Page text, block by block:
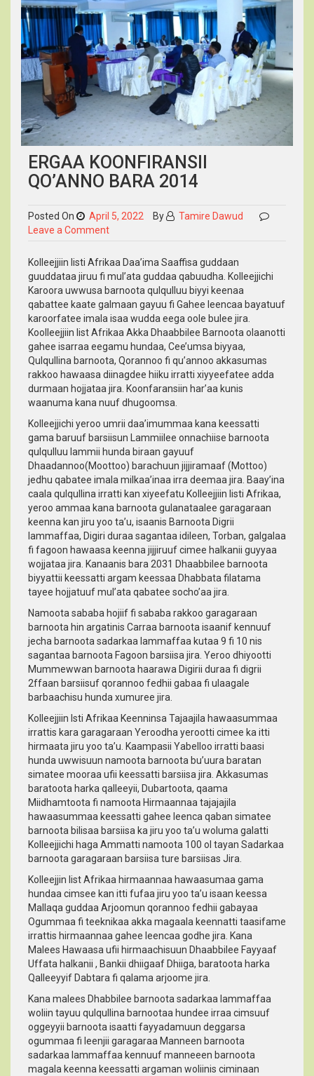
ERGAA KOONFIRANSII
QO’ANNO BARA 2014
Posted On April 5, 2022 By
Tamire Dawud
Leave a Commenton
Koonfiransii
Qo’anno
2014
Kolleejjiin Iisti Afrikaa Daa’ima Saaffisa guddaan
guuddataa jiruu fi mul’ata guddaa qabuudha. Kolleejjichi
Karoora uwwusa barnoota qulqulluu biyyi keenaa
qabattee kaate galmaan gayuu fi Gahee leencaa bayatuuf
karoorfatee imala isaa wudda eega oole bulee jira.
Koolleejjiin Iist Afrikaa Akka Dhaabbilee Barnoota olaanotti
gahee isarraa eegamu hundaa, Cee’umsa biyyaa,
Qulqullina barnoota, Qorannoo fi qu’annoo akkasumas
rakkoo hawaasa diinagdee hiiku irratti xiyyeefatee adda
durmaan hojjataa jira. Koonfaransiin har’aa kunis
waanuma kana nuuf dhugoomsa.
Kolleejjichi yeroo umrii daa’imummaa kana keessatti
gama baruuf barsiisun Lammiilee onnachiise barnoota
qulqulluu lammii hunda biraan gayuuf
Dhaadannoo(Moottoo) barachuun jijjiramaaf (Mottoo)
jedhu qabatee imala milkaa’inaa irra deemaa jira. Baay’ina
caala qulqullina irratti kan xiyeefatu Kolleejjiin Iisti Afrikaa,
yeroo ammaa kana barnoota gulanataalee garagaraan
keenna kan jiru yoo ta’u, isaanis Barnoota Digrii
lammaffaa, Digiri duraa sagantaa idileen, Torban, galgalaa
fi fagoon hawaasa keenna jijjiruuf cimee halkanii guyyaa
wojjataa jira. Kanaanis bara 2031 Dhaabbilee barnoota
biyyattii keessatti argam keessaa Dhabbata filatama
tayee hojjatuuf mul’ata qabatee socho’aa jira.
Namoota sababa hojiif fi sababa rakkoo garagaraan
barnoota hin argatinis Carraa barnoota isaanif kennuuf
jecha barnoota sadarkaa lammaffaa kutaa 9 fi 10 nis
sagantaa barnoota Fagoon barsiisa jira. Yeroo dhiyootti
Mummewwan barnoota haarawa Digirii duraa fi digrii
2ffaan barsiisuf qorannoo fedhii gabaa fi ulaagale
barbaachisu hunda xumuree jira.
Kolleejjiin Isti Afrikaa Keenninsa Tajaajila hawaasummaa
irrattis kara garagaraan Yeroodha yerootti cimee ka itti
hirmaata jiru yoo ta’u. Kaampasii Yabelloo irratti baasi
hunda uwwisuun namoota barnoota bu’uura baratan
simatee mooraa ufii keessatti barsiisa jira. Akkasumas
baratoota harka qalleeyii, Dubartoota, qaama
Miidhamtoota fi namoota Hirmaannaa tajajajila
hawaasummaa keessatti gahee leenca qaban simatee
barnoota bilisaa barsiisa ka jiru yoo ta’u woluma galatti
Kolleejjichi haga Ammatti namoota 100 ol tayan Sadarkaa
barnoota garagaraan barsiisa ture barsiisas Jira.
Kolleejjin Iist Afrikaa hirmaannaa hawaasumaa gama
hundaa cimsee kan itti fufaa jiru yoo ta’u isaan keessa
Mallaqa guddaa Arjoomun qorannoo fedhii gabayaa
Ogummaa fi teeknikaa akka magaala keennatti taasifame
irrattis hirmaannaa gahee leencaa godhe jira. Kana
Malees Hawaasa ufii hirmaachisuun Dhaabbilee Fayyaaf
Uffata halkanii , Bankii dhiigaaf Dhiiga, baratoota harka
Qalleeyyif Dabtara fi qalama arjoome jira.
Kana malees Dhabbilee barnoota sadarkaa lammaffaa
woliin tayuu qulqullina barnootaa hundee irraa cimsuuf
oggeyyii barnoota isaatti fayyadamuun deggarsa
ogummaa fi leenjii garagaraa Manneen barnoota
sadarkaa lammaffaa kennuuf manneeen barnoota
magala keenna keessatti argaman woliinis ciminaan